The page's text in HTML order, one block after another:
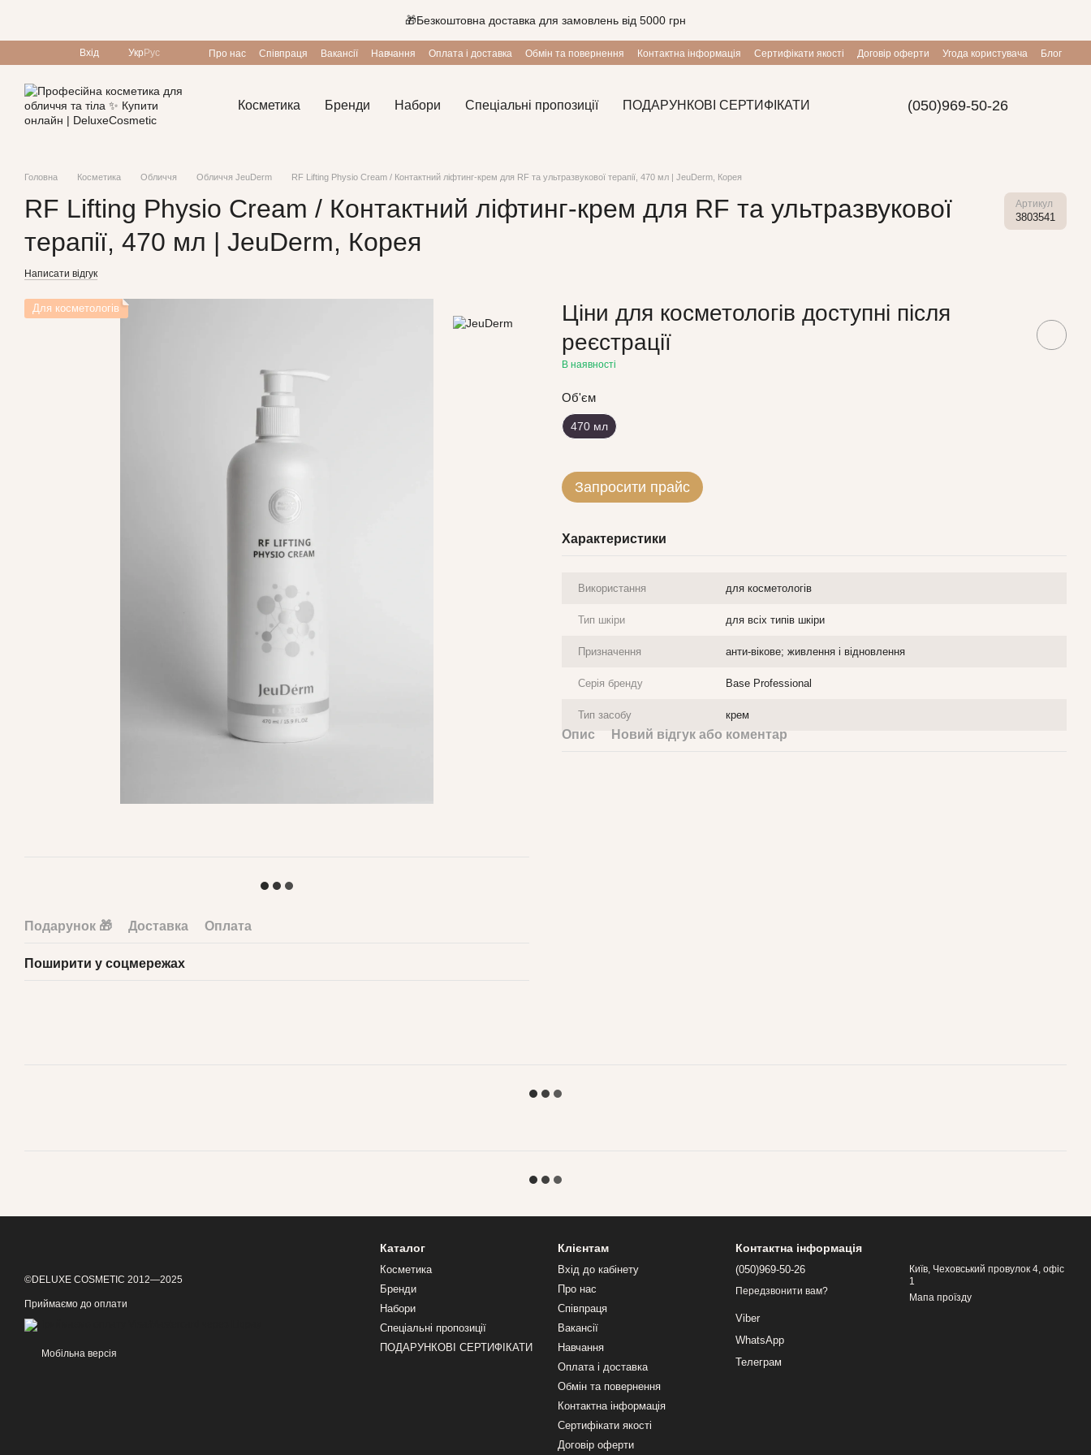
🎁Безкоштовна доставка для замовлень від 5000 грн
Вхід Укр Рус Про нас Співпраця Вакансії Навчання Оплата і доставка Обмін та повернення Контактна інформація Сертифікати якості Договір оферти Угода користувача
Блог
Косметика Бренди Набори Спеціальні пропозиції ПОДАРУНКОВІ СЕРТИФІКАТИ (050)969-50-26
Головна Косметика Обличчя Обличчя JeuDerm RF Lifting Physio Cream / Контактний ліфтинг-крем для RF та ультразвукової терапії, 470 мл | JeuDerm, Корея
RF Lifting Physio Cream / Контактний ліфтинг-крем для RF та ультразвукової
терапії, 470 мл | JeuDerm, Корея
Артикул
3803541
Написати відгук
Для косметологів
Подарунок 🎁 Доставка Оплата
Поширити у соцмережах
Ціни для косметологів доступні після
реєстрації
В наявності
Об'єм
470 мл
Запросити прайс
Характеристики
Використання для косметологів
Тип шкіри для всіх типів шкіри
Призначення анти-вікове; живлення і відновлення
Серія бренду Base Professional
Тип засобу крем
Опис Новий відгук або коментар
©DELUXE COSMETIC 2012—2025
Приймаємо до оплати
Мобільна версія
Каталог
Косметика
Бренди
Набори
Спеціальні пропозиції
ПОДАРУНКОВІ СЕРТИФІКАТИ
Клієнтам
Вхід до кабінету
Про нас
Співпраця
Вакансії
Навчання
Оплата і доставка
Обмін та повернення
Контактна інформація
Сертифікати якості
Договір оферти
Контактна інформація
(050)969-50-26
Передзвонити вам?
Viber
WhatsApp
Телеграм
Київ, Чеховський провулок 4, офіс
1
Мапа проїзду